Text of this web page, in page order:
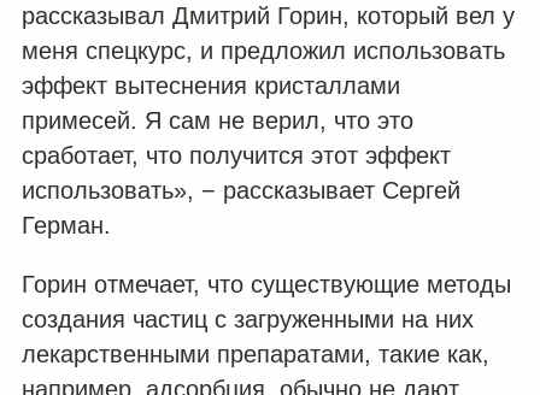
рассказывал Дмитрий Горин, который вел у
меня спецкурс, и предложил использовать
эффект вытеснения кристаллами
примесей. Я сам не верил, что это
сработает, что получится этот эффект
использовать», − рассказывает Сергей
Герман.
Горин отмечает, что существующие методы
создания частиц с загруженными на них
лекарственными препаратами, такие как,
например, адсорбция, обычно не дают